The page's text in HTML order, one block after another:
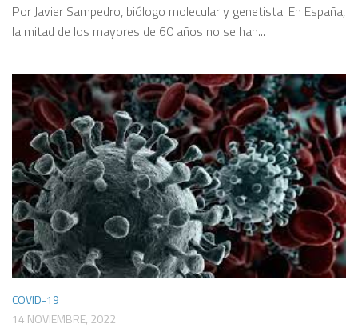
Por Javier Sampedro, biólogo molecular y genetista. En España,
la mitad de los mayores de 60 años no se han...
COVID-19
14 NOVIEMBRE, 2022